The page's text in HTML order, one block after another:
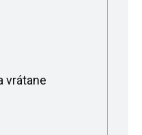
vrátane